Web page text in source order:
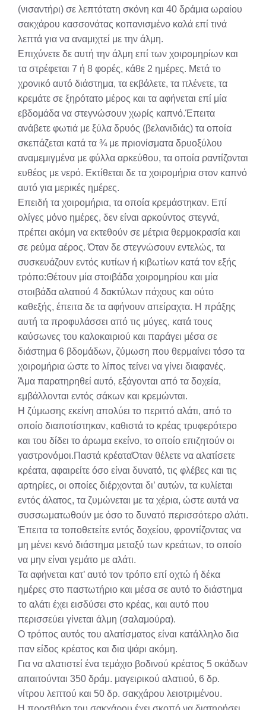
(νισαντήρι) σε λεπτότατη σκόνη και 40 δράμια ωραίου
σακχάρου κασσονάτας κοπανισμένο καλά επί τινά
λεπτά για να αναμιχτεί με την άλμη.
Επιχύνετε δε αυτή την άλμη επί των χοιρομηρίων και
τα στρέφεται 7 ή 8 φορές, κάθε 2 ημέρες. Μετά το
χρονικό αυτό διάστημα, τα εκβάλετε, τα πλένετε, τα
κρεμάτε σε ξηρότατο μέρος και τα αφήνεται επί μία
εβδομάδα να στεγνώσουν χωρίς καπνό.Έπειτα
ανάβετε φωτιά με ξύλα δρυός (βελανιδιάς) τα οποία
σκεπάζεται κατά τα ¾ με πριονίσματα δρυοξύλου
αναμεμιγμένα με φύλλα αρκεύθου, τα οποία ραντίζονται
ευθέος με νερό. Εκτίθεται δε τα χοιρομήρια στον καπνό
αυτό για μερικές ημέρες.
Επειδή τα χοιρομήρια, τα οποία κρεμάστηκαν. Επί
ολίγες μόνο ημέρες, δεν είναι αρκούντος στεγνά,
πρέπει ακόμη να εκτεθούν σε μέτρια θερμοκρασία και
σε ρεύμα αέρος. Όταν δε στεγνώσουν εντελώς, τα
συσκευάζουν εντός κυτίων ή κιβωτίων κατά τον εξής
τρόπο:Θέτουν μία στοιβάδα χοιρομηρίου και μία
στοιβάδα αλατιού 4 δακτύλων πάχους και ούτο
καθεξής, έπειτα δε τα αφήνουν απείραχτα. Η πράξης
αυτή τα προφυλάσσει από τις μύγες, κατά τους
καύσωνες του καλοκαιριού και παράγει μέσα σε
διάστημα 6 βδομάδων, ζύμωση που θερμαίνει τόσο τα
χοιρομήρια ώστε το λίπος τείνει να γίνει διαφανές.
Άμα παρατηρηθεί αυτό, εξάγονται από τα δοχεία,
εμβάλλονται εντός σάκων και κρεμώνται.
Η ζύμωσης εκείνη απολύει το περιττό αλάτι, από το
οποίο διαποτίστηκαν, καθιστά το κρέας τρυφερότερο
και του δίδει το άρωμα εκείνο, το οποίο επιζητούν οι
γαστρονόμοι.Παστά κρέαταΌταν θέλετε να αλατίσετε
κρέατα, αφαιρείτε όσο είναι δυνατό, τις φλέβες και τις
αρτηρίες, οι οποίες διέρχονται δι’ αυτών, τα κυλίεται
εντός άλατος, τα ζυμώνεται με τα χέρια, ώστε αυτά να
συσσωματωθούν με όσο το δυνατό περισσότερο αλάτι.
Έπειτα τα τοποθετείτε εντός δοχείου, φροντίζοντας να
μη μένει κενό διάστημα μεταξύ των κρεάτων, το οποίο
να μην είναι γεμάτο με αλάτι.
Τα αφήνεται κατ’ αυτό τον τρόπο επί οχτώ ή δέκα
ημέρες στο παστωτήριο και μέσα σε αυτό το διάστημα
το αλάτι έχει εισδύσει στο κρέας, και αυτό που
περισσεύει γίνεται άλμη (σαλαμούρα).
Ο τρόπος αυτός του αλατίσματος είναι κατάλληλο δια
παν είδος κρέατος και δια ψάρι ακόμη.
Για να αλατιστεί ένα τεμάχιο βοδινού κρέατος 5 οκάδων
απαιτούνται 350 δράμ. μαγειρικού αλατιού, 6 δρ.
νίτρου λεπτού και 50 δρ. σακχάρου λειοτριμένου.